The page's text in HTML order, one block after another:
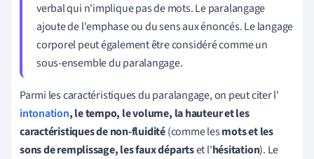
verbal qui n'implique pas de mots. Le paralangage
ajoute de l'emphase ou du sens aux énoncés. Le langage
corporel peut également être considéré comme un
sous-ensemble du paralangage.
Parmi les caractéristiques du paralangage, on peut citer l'
intonation, le tempo, le volume, la hauteur et les
caractéristiques de non-fluidité(comme lesmots et les
sons de remplissage, les faux départset l'hésitation). Le